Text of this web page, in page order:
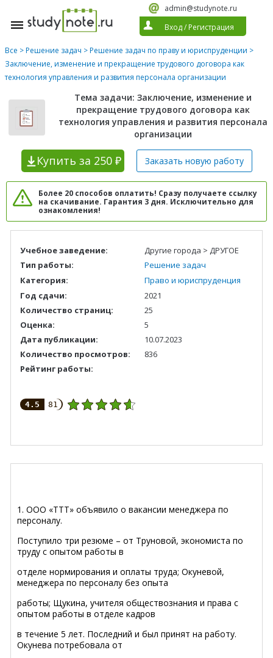
admin@studynote.ru
Вход/ Регистрация
Все >Решение задач >Решение задач по праву и юриспруденции >
Заключение, изменение и прекращение трудового договора как
технология управления и развития персонала организации
Тема задачи: Заключение, изменение и
прекращение трудового договора как
технология управления и развития персонала
организации
Купить за 250 ₽ Заказать новую работу
Более 20 способов оплатить! Сразу получаете ссылку
на скачивание. Гарантия 3 дня. Исключительно для
ознакомления!
Учебное заведение:
Другие города > ДРУГОЕ
Тип работы:
Решение задач
Категория:
Право и юриспруденция
Год сдачи:
2021
Количество страниц:
25
Оценка:
5
Дата публикации:
10.07.2023
Количество просмотров:
836
Рейтинг работы:
4.5 81
1. ООО «ТТТ» объявило о вакансии менеджера по
персоналу.
Поступило три резюме – от Труновой, экономиста по
труду с опытом работы в
отделе нормирования и оплаты труда; Окуневой,
менеджера по персоналу без опыта
работы; Щукина, учителя обществознания и права с
опытом работы в отделе кадров
в течение 5 лет. Последний и был принят на работу.
Окунева потребовала от